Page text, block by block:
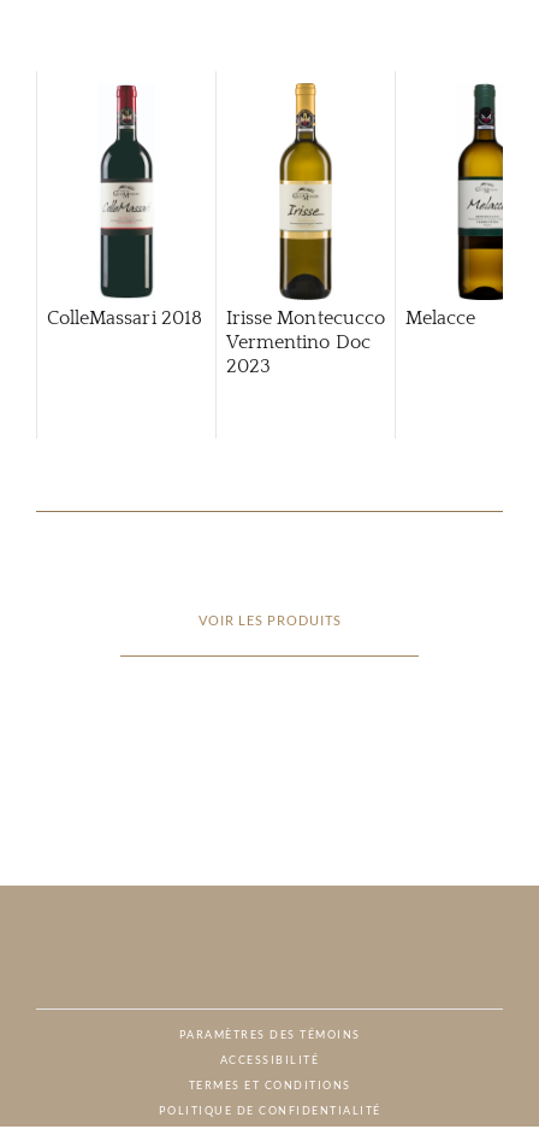
ColleMassari 2018
Irisse Montecucco
Vermentino Doc
2023
Melacce
VOIR LES PRODUITS
PARAMÈTRES DES TÉMOINS
ACCESSIBILITÉ
TERMES ET CONDITIONS
POLITIQUE DE CONFIDENTIALITÉ